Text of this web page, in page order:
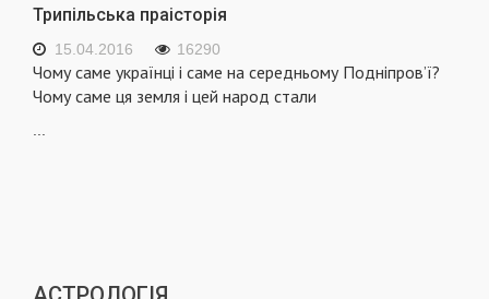
Трипільська праісторія
15.04.2016 16290
Чому саме українці і саме на середньому Подніпров’ї?
Чому саме ця земля і цей народ стали